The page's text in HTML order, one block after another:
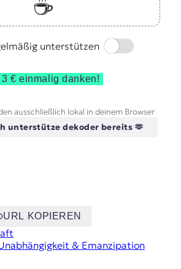
☕️
unterstützen
Switch
3 € einmalig danken!
ausschließlich lokal in deinem Browser
unterstütze dekoder bereits 🫶
URL KOPIEREN
& Emanzipation